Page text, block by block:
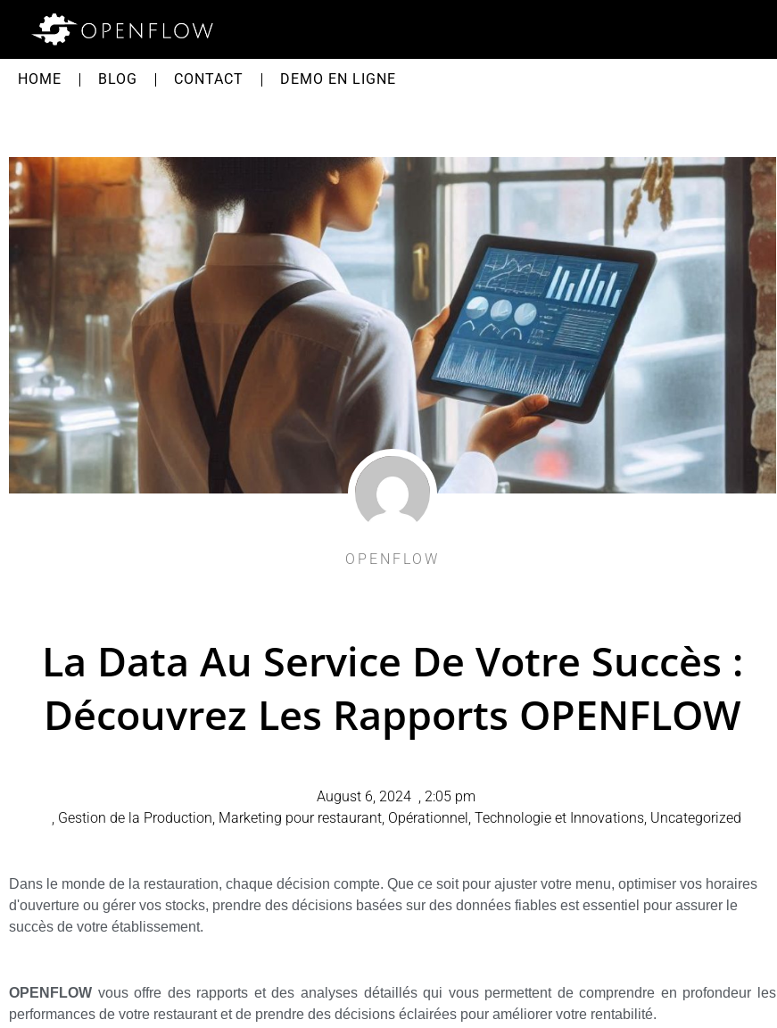
HOME BLOG CONTACT DEMO EN LIGNE
OPENFLOW
La Data Au Service De Votre Succès :
Découvrez Les Rapports OPENFLOW
August 6, 2024 , 2:05 pm
, Gestion de la Production, Marketing pour restaurant, Opérationnel , Technologie et Innovations, Uncategorized
Dans le monde de la restauration, chaque décision compte. Que ce soit pour ajuster votre menu, optimiser vos horaires
d'ouverture ou gérer vos stocks, prendre des décisions basées sur des données fiables est essentiel pour assurer le
succès de votre établissement.
OPENFLOW vous offre des rapports et des analyses détaillés qui vous permettent de comprendre en profondeur les
performances de votre restaurant et de prendre des décisions éclairées pour améliorer votre rentabilité.